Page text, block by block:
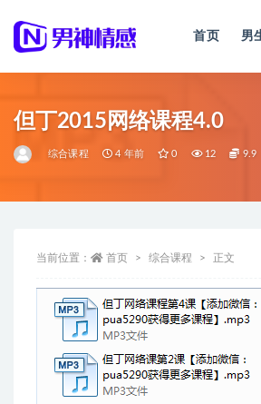
首页 男
但丁2015网络课程4.0
综合课程 4 年前 0 12 9.9
当前位置： 首页 综合课程 正文